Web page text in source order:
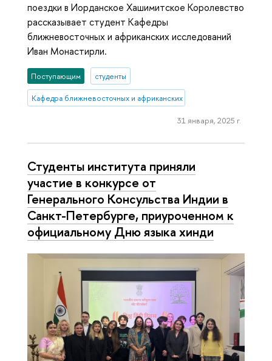
поездки в Иорданское Хашимитское Королевство
рассказывает студент Кафедры
ближневосточных и африканских исследований
Иван Монастирли.
Поступающим студенты
Кафедра ближневосточных и африканских исследований
31 января, 2025 г.
Студенты института приняли
участие в конкурсе от
Генерального Консульства Индии в
Санкт-Петербурге, приуроченном к
официальному Дню языка хинди